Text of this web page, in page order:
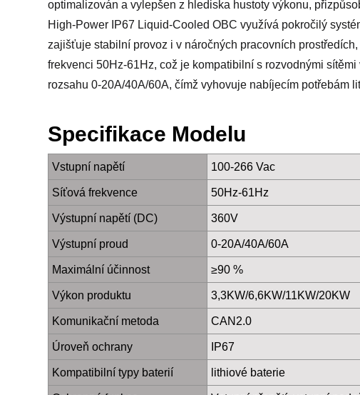
optimalizován a vylepšen z hlediska hustoty výkonu,
High-Power IP67 Liquid-Cooled OBC využívá pokročilý
zajišťuje stabilní provoz i v náročných pracovních
frekvenci 50Hz-61Hz, což je kompatibilní s rozvodnými
rozsahu 0-20A/40A/60A, čímž vyhovuje nabíjecím potřebám
Specifikace Modelu
Vstupní napětí 100-266 Vac
Síťová frekvence 50Hz-61Hz
Výstupní napětí (DC) 360V
Výstupní proud 0-20A/40A/60A
Maximální účinnost ≥90 %
Výkon produktu 3,3KW/6,6KW/11KW/20KW
Komunikační metoda CAN2.0
Úroveň ochrany IP67
Kompatibilní typy baterií lithiové baterie